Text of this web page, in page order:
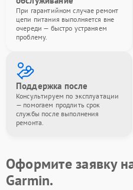
При гарантийном случае ремонт
цепи питания выполняется вне
очереди — быстро устраняем
проблему.
Поддержка после
Консультируем по эксплуатации
— помогаем продлить срок
службы после выполнения
ремонта.
Оформите заявку
Garmin.